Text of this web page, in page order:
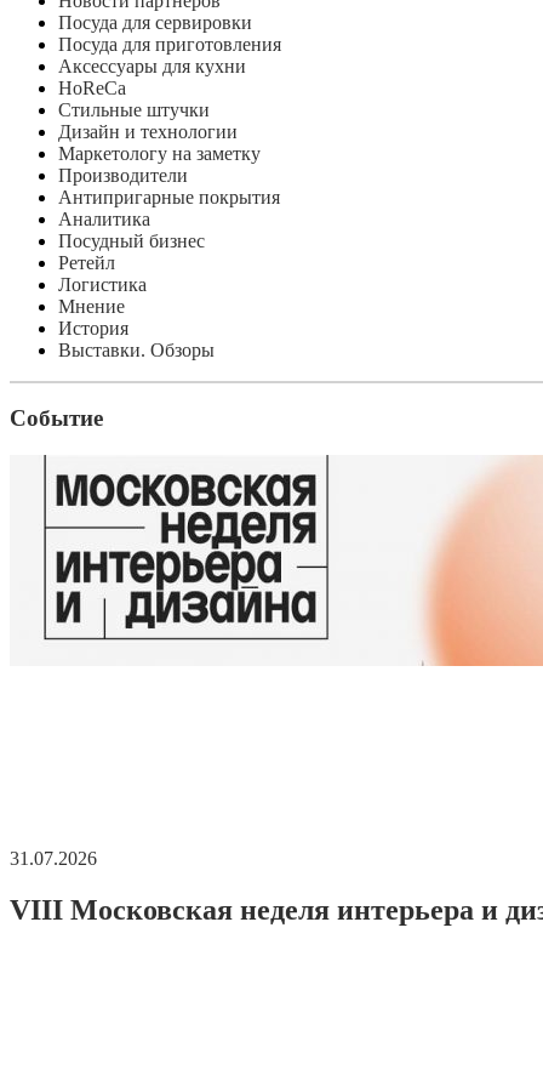
Посуда для сервировки
Посуда для приготовления
Аксессуары для кухни
HoReCa
Стильные штучки
Дизайн и технологии
Маркетологу на заметку
Производители
Антипригарные покрытия
Аналитика
Посудный бизнес
Ретейл
Логистика
Мнение
История
Выставки. Обзоры
Событие
31.07.2026
VIII Московская неделя интерьера и